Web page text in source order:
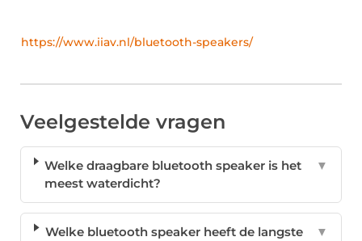
https://www.iiav.nl/bluetooth-speakers/
Veelgestelde vragen
Welke draagbare bluetooth speaker is het
meest waterdicht?
▼
Welke bluetooth speaker heeft de langste
▼